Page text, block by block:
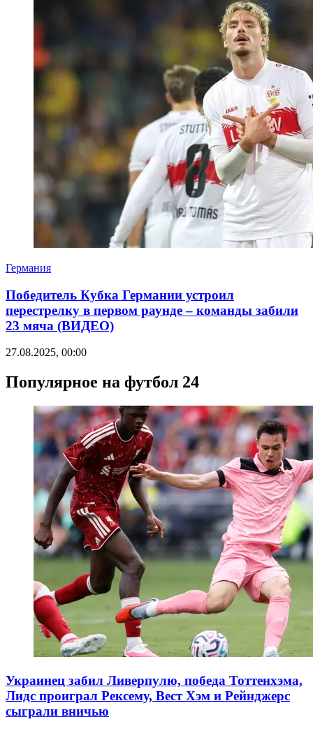
Германия
Победитель Кубка Германии устроил
перестрелку в первом раунде – команды забили
23 мяча (ВИДЕО)
27.08.2025, 00:00
Популярное на футбол 24
Украинец забил Ливерпулю, победа Тоттенхэма,
Лидс проиграл Рексему, Вест Хэм и Рейнджерс
сыграли вничью